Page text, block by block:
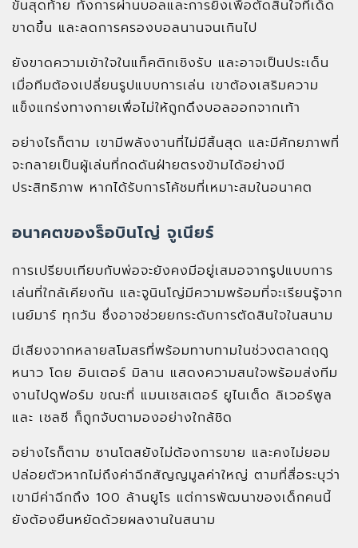
ขั้นสุดท้าย ทั้งการผ่านบอลและการยิงเพื่อตัดสินใจที่เด็ด
ขาดขึ้น และลดการครองบอลนานจนเกินไป
ยังขาดความเข้าใจในแท็คติกเชิงรับ และอาจเป็นประเด็น
เมื่อทีมต้องเปลี่ยนรูปแบบการเล่น เขาต้องเสริมความ
แข็งแกร่งทางกายเพื่อไม่ให้ถูกดึงบอลออกจากเท้า
อย่างไรก็ตาม เขามีพลังงานที่ไม่มีสิ้นสุด และมีศักยภาพที่
จะกลายเป็นผู้เล่นที่กดดันฝ่ายตรงข้ามได้อย่างมี
ประสิทธิภาพ หากได้รับการโค้ชมที่เหมาะสมในอนาคต
อนาคตของร็อบินโญ่ จูเนียร์
การเปรียบเทียบกับพ่อจะยังคงมีอยู่เสมอจากรูปแบบการ
เล่นที่ใกล้เคียงกัน และจูนินโญ่มีความพร้อมที่จะเรียนรู้จาก
เนย์มาร์ ทุกวัน ซึ่งอาจช่วยยกระดับการตัดสินใจในสนาม
มีเสียงจากหลายสโมสรที่พร้อมทาบทามในช่วงตลาดฤดู
หนาว โดย อินเตอร์ มิลาน แสดงความสนใจพร้อมส่งทีม
งานไปดูฟอร์ม ขณะที่ แมนเชสเตอร์ ยูไนเต็ด ลิเวอร์พูล
และ เชลซี ก็ถูกจับตามองอย่างใกล้ชิด
อย่างไรก็ตาม ซานโตสยังไม่ต้องการขาย และคงไม่ยอม
ปล่อยตัวหากไม่ถึงค่าฉีกสัญญมูลค่าใหญ่ ตามที่สื่อระบุว่า
เขามีค่าฉีกถึง 100 ล้านยูโร แต่การพัฒนาของเด็กคนนี้
ยังต้องยืนหยัดด้วยผลงานในสนาม